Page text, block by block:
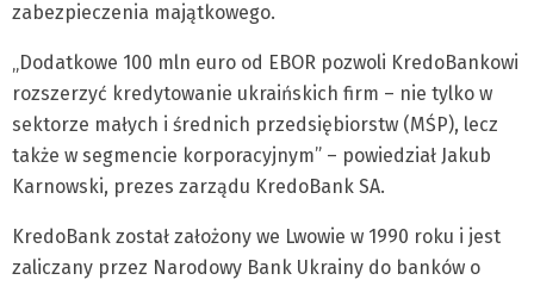
zabezpieczenia majątkowego.
„Dodatkowe 100 mln euro od EBOR pozwoli KredoBankowi
rozszerzyć kredytowanie ukraińskich firm – nie tylko w
sektorze małych i średnich przedsiębiorstw (MŚP), lecz
także w segmencie korporacyjnym” – powiedział Jakub
Karnowski, prezes zarządu KredoBank SA.
KredoBank został założony we Lwowie w 1990 roku i jest
zaliczany przez Narodowy Bank Ukrainy do banków o